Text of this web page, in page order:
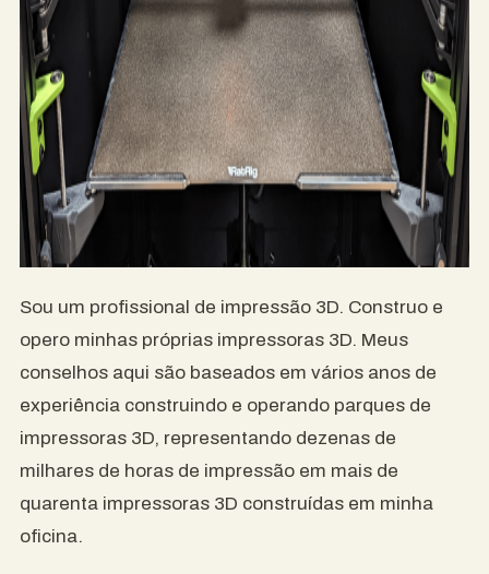
Sou um profissional de impressão 3D. Construo e
opero minhas próprias impressoras 3D. Meus
conselhos aqui são baseados em vários anos de
experiência construindo e operando parques de
impressoras 3D, representando dezenas de
milhares de horas de impressão em mais de
quarenta impressoras 3D construídas em minha
oficina.